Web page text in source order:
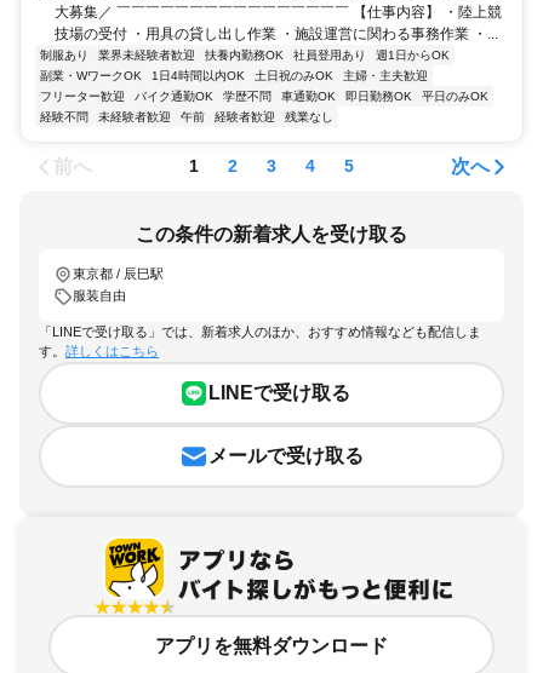
大募集／ ￣￣￣￣￣￣￣￣￣￣￣￣￣￣￣￣ 【仕事内容】 ・陸上競
技場の受付 ・用具の貸し出し作業 ・施設運営に関わる事務作業 ・...
制服あり 業界未経験者歓迎 扶養内勤務OK 社員登用あり
週1日からOK
副業・WワークOK
1日4時間以内OK 土日祝のみOK
主婦・主夫歓迎
フリーター歓迎
バイク通勤OK 学歴不問 車通勤OK 即日勤務OK
平日のみOK
経験不問
未経験者歓迎 午前 経験者歓迎 残業なし
前へ 1 2 3 4 5 次へ
この条件の新着求人を受け取る
東京都 / 辰巳駅
服装自由
「LINEで受け取る」では、新着求人のほか、おすすめ情報なども配信しま
す。 詳しくはこちら
LINEで受け取る
メールで受け取る
アプリを無料ダウンロード